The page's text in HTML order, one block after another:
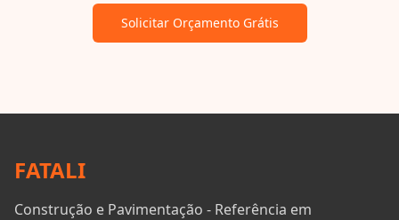
Solicitar Orçamento Grátis
FATALI
Construção e Pavimentação - Referência em